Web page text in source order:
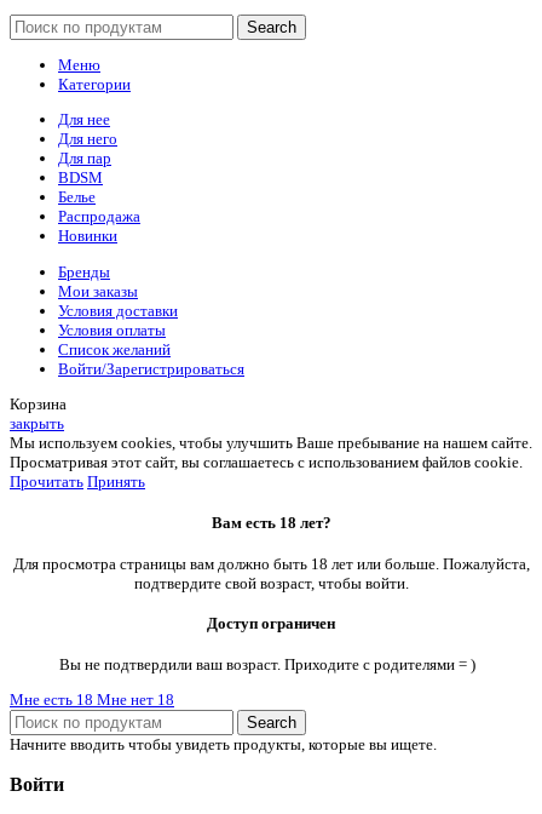
Search
Меню
Категории
Для нее
Для него
Для пар
BDSM
Белье
Распродажа
Новинки
Бренды
Мои заказы
Условия доставки
Условия оплаты
Список желаний
Войти/Зарегистрироваться
Корзина
закрыть
Мы используем cookies, чтобы улучшить Ваше пребывание на нашем сайте.
Просматривая этот сайт, вы соглашаетесь с использованием файлов cookie.
Прочитать Принять
Вам есть 18 лет?
Для просмотра страницы вам должно быть 18 лет или больше. Пожалуйста,
подтвердите свой возраст, чтобы войти.
Доступ ограничен
Вы не подтвердили ваш возраст. Приходите с родителями = )
Мне есть 18 Мне нет 18
Search
Начните вводить чтобы увидеть продукты, которые вы ищете.
Войти